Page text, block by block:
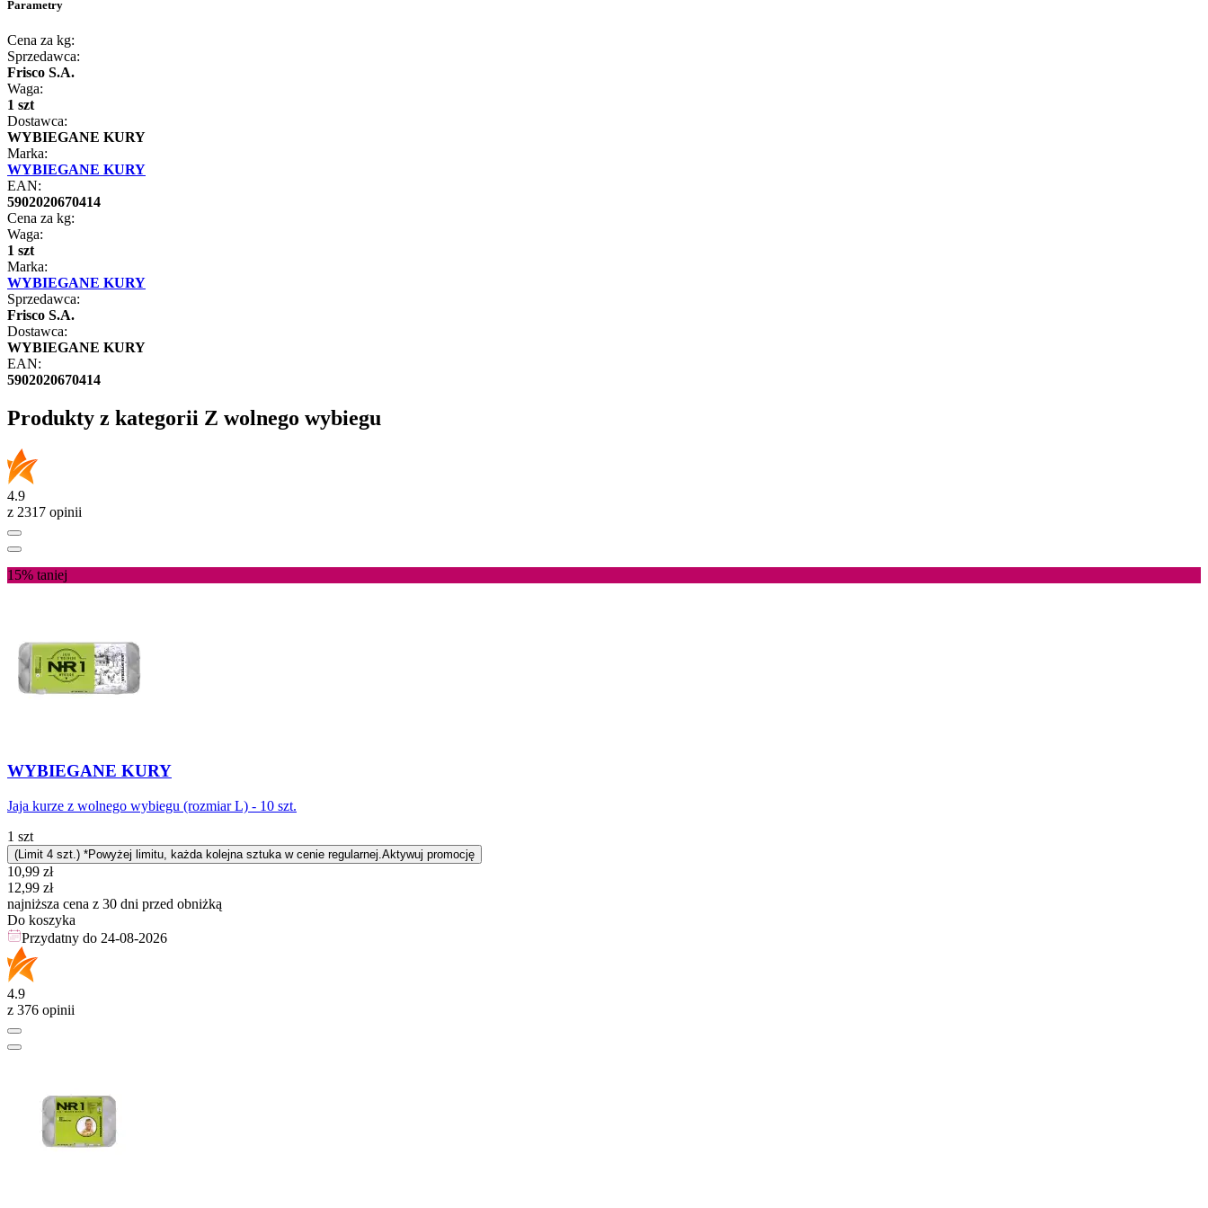
Parametry
Cena za kg:
Sprzedawca:
Frisco S.A.
Waga:
1 szt
Dostawca:
WYBIEGANE KURY
Marka:
WYBIEGANE KURY
EAN:
5902020670414
Cena za kg:
Waga:
1 szt
Marka:
WYBIEGANE KURY
Sprzedawca:
Frisco S.A.
Dostawca:
WYBIEGANE KURY
EAN:
5902020670414
Produkty z kategorii Z wolnego wybiegu
4.9
z 2317 opinii
15% taniej
WYBIEGANE KURY
Jaja kurze z wolnego wybiegu (rozmiar L) - 10 szt.
1 szt
(Limit 4 szt.) *Powyżej limitu, każda kolejna sztuka w cenie regularnej.Aktywuj promocję
Cena promocyjna
10,99 zł
12,99 zł
najniższa cena z 30 dni przed obniżką
Do koszyka
Przydatny do 24-08-2026
4.9
z 376 opinii